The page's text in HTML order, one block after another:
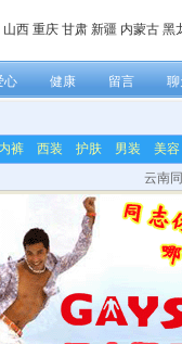
山西 重庆 甘肃 新疆 内蒙古 黑
心 健康 留言 聊
裤 西装 护肤 男装 美容
云南同